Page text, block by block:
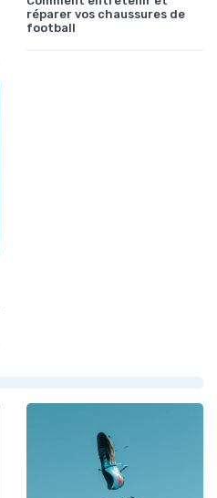
réparer vos chaussures de
football